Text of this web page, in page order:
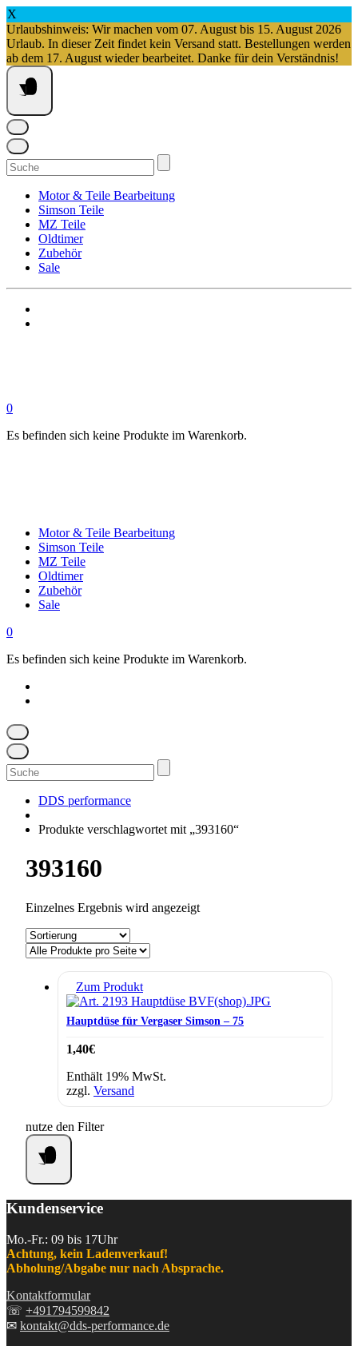
X
Urlaubshinweis: Wir machen vom 07. August bis 15. August 2026
Urlaub. In dieser Zeit findet kein Versand statt. Bestellungen werden
ab dem 17. August wieder bearbeitet. Danke für dein Verständnis!
Springe
zum
Inhalt
Suchen
nach:
Motor & Teile Bearbeitung
Simson Teile
MZ Teile
Oldtimer
Zubehör
Sale
0
Es befinden sich keine Produkte im Warenkorb.
Motor & Teile Bearbeitung
Simson Teile
MZ Teile
Oldtimer
Zubehör
Sale
0
Es befinden sich keine Produkte im Warenkorb.
Suchen
nach:
DDS performance
Produkte verschlagwortet mit „393160“
393160
Einzelnes Ergebnis wird angezeigt
Zum Produkt
Hauptdüse für Vergaser Simson – 75
1,40€
Enthält 19% MwSt.
zzgl. Versand
nutze den Filter
Kundenservice
Mo.-Fr.: 09 bis 17Uhr
Achtung, kein Ladenverkauf!
Abholung/Abgabe nur nach Absprache.
Kontaktformular
☏ +491794599842
✉ kontakt@dds-performance.de